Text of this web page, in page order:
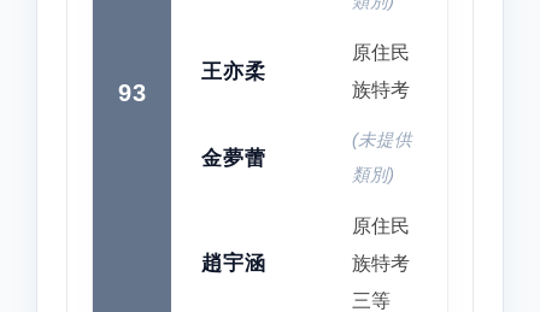
93
王亦柔
原住民
族特考
金夢蕾
(未提供
類別)
趙宇涵
原住民
族特考
三等